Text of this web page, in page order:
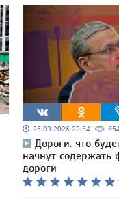
25.03.2026 23:54
Дороги: что
начнут содержать
дороги